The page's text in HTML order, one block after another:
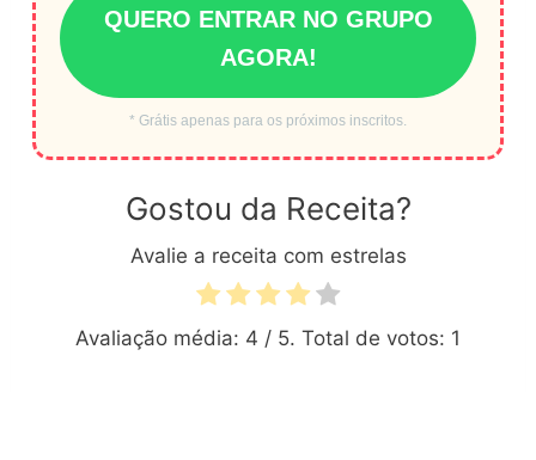
QUERO ENTRAR NO GRUPO
AGORA!
* Grátis apenas para os próximos inscritos.
Gostou da Receita?
Avalie a receita com estrelas
Avaliação média: 4 / 5. Total de votos: 1